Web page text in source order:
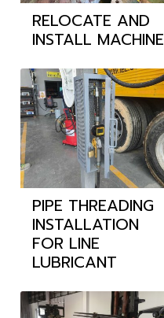
RELOCATE AND
INSTALL MACHINE
PIPE THREADING
INSTALLATION
FOR LINE
LUBRICANT